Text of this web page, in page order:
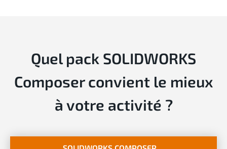
Quel pack SOLIDWORKS
Composer convient le mieux
à votre activité ?